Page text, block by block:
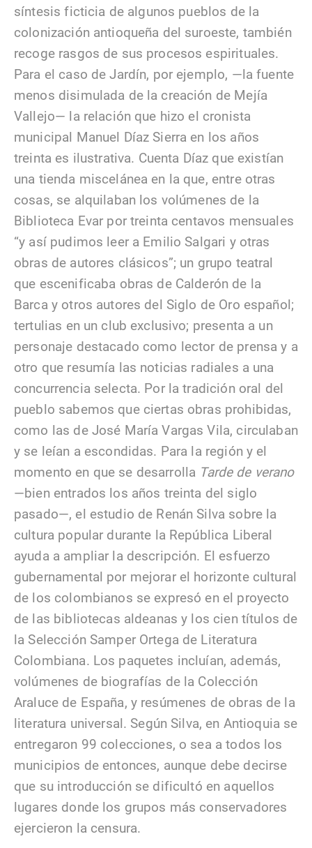
síntesis ficticia de algunos pueblos de la
colonización antioqueña del suroeste, también
recoge rasgos de sus procesos espirituales.
Para el caso de Jardín, por ejemplo, —la fuente
menos disimulada de la creación de Mejía
Vallejo— la relación que hizo el cronista
municipal Manuel Díaz Sierra en los años
treinta es ilustrativa. Cuenta Díaz que existían
una tienda miscelánea en la que, entre otras
cosas, se alquilaban los volúmenes de la
Biblioteca Evar por treinta centavos mensuales
“y así pudimos leer a Emilio Salgari y otras
obras de autores clásicos”; un grupo teatral
que escenificaba obras de Calderón de la
Barca y otros autores del Siglo de Oro español;
tertulias en un club exclusivo; presenta a un
personaje destacado como lector de prensa y a
otro que resumía las noticias radiales a una
concurrencia selecta. Por la tradición oral del
pueblo sabemos que ciertas obras prohibidas,
como las de José María Vargas Vila, circulaban
y se leían a escondidas. Para la región y el
momento en que se desarrolla Tarde de verano
—bien entrados los años treinta del siglo
pasado—, el estudio de Renán Silva sobre la
cultura popular durante la República Liberal
ayuda a ampliar la descripción. El esfuerzo
gubernamental por mejorar el horizonte cultural
de los colombianos se expresó en el proyecto
de las bibliotecas aldeanas y los cien títulos de
la Selección Samper Ortega de Literatura
Colombiana. Los paquetes incluían, además,
volúmenes de biografías de la Colección
Araluce de España, y resúmenes de obras de la
literatura universal. Según Silva, en Antioquia se
entregaron 99 colecciones, o sea a todos los
municipios de entonces, aunque debe decirse
que su introducción se dificultó en aquellos
lugares donde los grupos más conservadores
ejercieron la censura.